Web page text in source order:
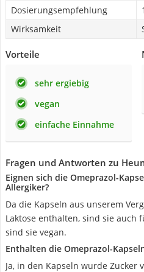
Dosierungsempfehlung
Wirksamkeit
Vorteile
sehr ergiebig
vegan
einfache Einnahme
Fragen und Antworten zu
Eignen sich die Omeprazol-
Allergiker?
Da die Kapseln aus unserem
Laktose enthalten, sind sie auch
sind sie vegan.
Enthalten die Omeprazol-
Ja, in den Kapseln wurde Zucker